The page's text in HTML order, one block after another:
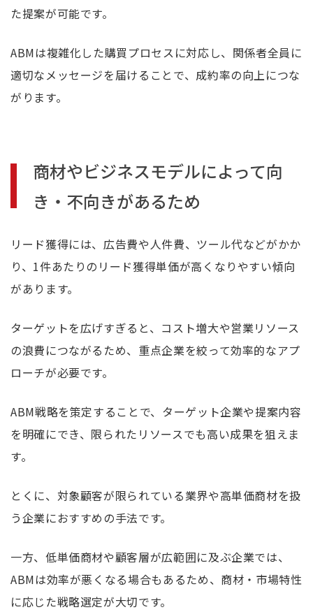
た提案が可能です。
ABMは複雑化した購買プロセスに対応し、関係者全員に
適切なメッセージを届けることで、成約率の向上につな
がります。
商材やビジネスモデルによって向
き・不向きがあるため
リード獲得には、広告費や人件費、ツール代などがかか
り、1件あたりのリード獲得単価が高くなりやすい傾向
があります。
ターゲットを広げすぎると、コスト増大や営業リソース
の浪費につながるため、重点企業を絞って効率的なアプ
ローチが必要です。
ABM戦略を策定することで、ターゲット企業や提案内容
を明確にでき、限られたリソースでも高い成果を狙えま
す。
とくに、対象顧客が限られている業界や高単価商材を扱
う企業におすすめの手法です。
一方、低単価商材や顧客層が広範囲に及ぶ企業では、
ABMは効率が悪くなる場合もあるため、商材・市場特性
に応じた戦略選定が大切です。